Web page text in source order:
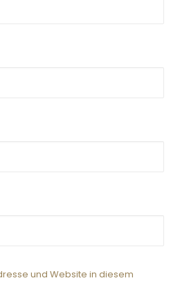
und Website in diesem